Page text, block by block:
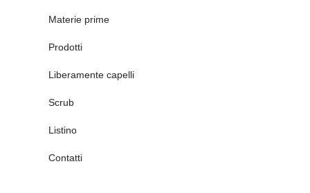
Materie prime
Prodotti
Liberamente capelli
Scrub
Listino
Contatti